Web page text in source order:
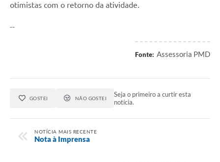
otimistas com o retorno da atividade.
--
Fonte: Assessoria PMD
GOSTEI NÃO GOSTEI
Seja o primeiro a curtir esta
notícia.
NOTÍCIA MAIS RECENTE
Nota à Imprensa